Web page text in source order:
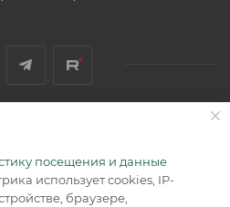
внимание на то, что вся
на сайте, носит
и не является публичной
Статьи 437 (2) ГК РФ.
посещения и данные
использует cookies, IP-
браузере,